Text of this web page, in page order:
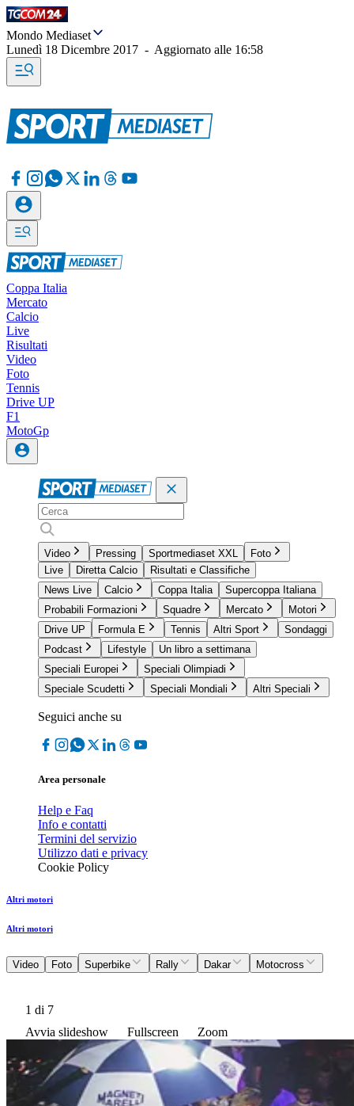
Mondo Mediaset
Lunedì 18 Dicembre 2017 - Aggiornato alle 16:58
Coppa Italia
Mercato
Calcio
Live
Risultati
Video
Foto
Tennis
Drive UP
F1
MotoGp
Video Pressing Sportmediaset XXL
Foto
Live
Diretta Calcio
Risultati e Classifiche
News Live
Calcio Coppa Italia
Supercoppa Italiana
Probabili Formazioni
Squadre Mercato
Motori
Drive UP
Formula E Tennis Altri Sport
Sondaggi
Podcast
Lifestyle
Un libro a settimana
Speciali Europei
Speciali Olimpiadi
Speciale Scudetti
Speciali Mondiali Altri Speciali
Seguici anche su
Area personale
Help e Faq
Info e contatti
Termini del servizio
Utilizzo dati e privacy
Cookie Policy
Altri motori
Altri motori
Video Foto Superbike Rally Dakar Motocross
1 di 7
Avvia slideshow
Fullscreen Zoom